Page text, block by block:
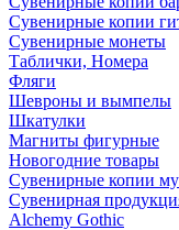
Сувенирные копии
Сувенирные монеты
Таблички, Номера
Фляги
Шевроны и вымпелы
Шкатулки
Магниты фигурные
Новогодние товары
Сувенирные копии
Сувенирная
Alchemy Gothic